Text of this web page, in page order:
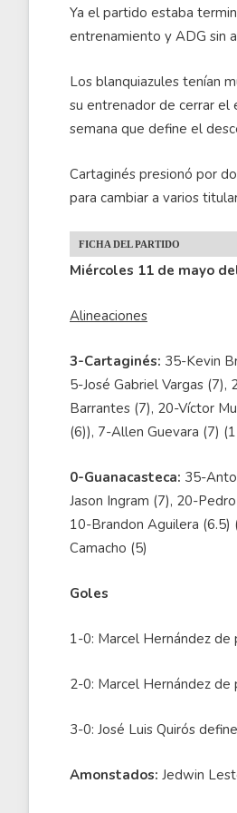
Ya el partido estaba
entrenamiento y ADG sin
Los blanquiazules tenían
su entrenador de cerrar el
semana que define el
Cartaginés presionó por
para cambiar a varios
FICHA DEL PARTIDO
Miércoles 11 de mayo
Alineaciones
3-Cartaginés: 35-Kevin
5-José Gabriel Vargas
Barrantes (7), 20-Víctor
(6)), 7-Allen Guevara (7)
0-Guanacasteca: 35-
Jason Ingram (7), 20-
10-Brandon Aguilera (6.5)
Camacho (5)
Goles
1-0: Marcel Hernández de
2-0: Marcel Hernández de
3-0: José Luis Quirós
Amonstados: Jedwin